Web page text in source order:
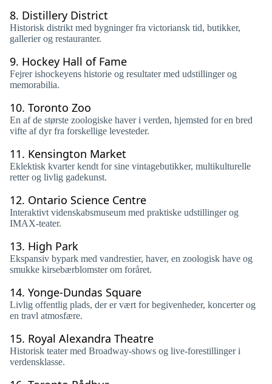
8. Distillery District
Historisk distrikt med bygninger fra victoriansk tid, butikker,
gallerier og restauranter.
9. Hockey Hall of Fame
Fejrer ishockeyens historie og resultater med udstillinger og
memorabilia.
10. Toronto Zoo
En af de største zoologiske haver i verden, hjemsted for en bred
vifte af dyr fra forskellige levesteder.
11. Kensington Market
Eklektisk kvarter kendt for sine vintagebutikker, multikulturelle
retter og livlig gadekunst.
12. Ontario Science Centre
Interaktivt videnskabsmuseum med praktiske udstillinger og
IMAX-teater.
13. High Park
Ekspansiv bypark med vandrestier, haver, en zoologisk have og
smukke kirsebærblomster om foråret.
14. Yonge-Dundas Square
Livlig offentlig plads, der er vært for begivenheder, koncerter og
en travl atmosfære.
15. Royal Alexandra Theatre
Historisk teater med Broadway-shows og live-forestillinger i
verdensklasse.